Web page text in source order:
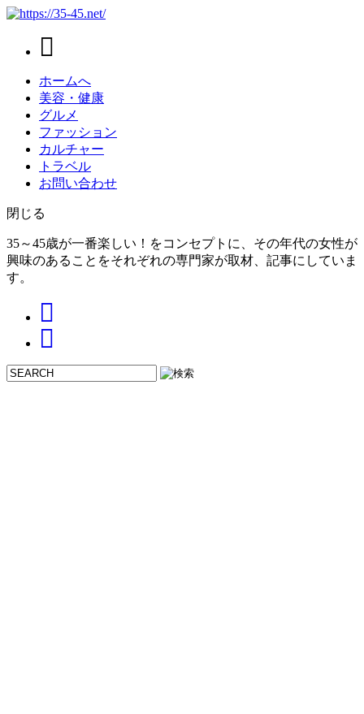
ホームへ
美容・健康
グルメ
ファッション
カルチャー
トラベル
お問い合わせ
閉じる
35～45歳が一番楽しい！をコンセプトに、その年代の女性が
興味のあることをそれぞれの専門家が取材、記事にしていま
す。